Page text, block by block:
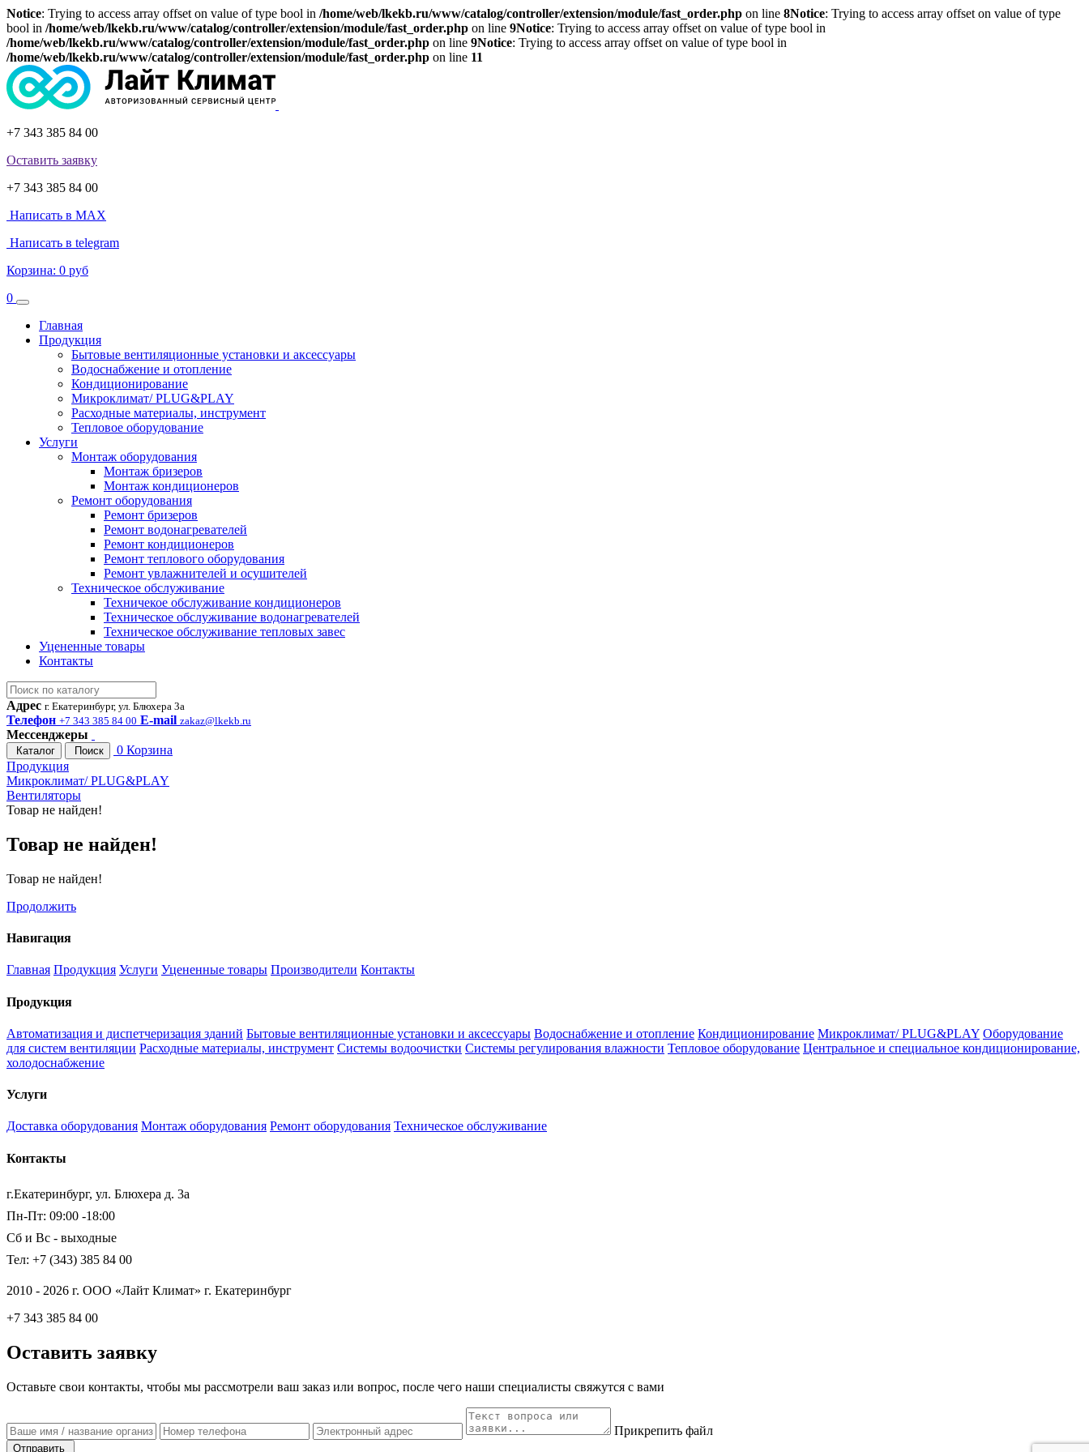
Notice: Trying to access array offset on value of type bool in /home/web/lkekb.ru/www/catalog/controller/extension/module/fast_order.php on line 8Notice: Trying to access array offset on value of type
bool in /home/web/lkekb.ru/www/catalog/controller/extension/module/fast_order.php on line 9Notice: Trying to access array offset on value of type bool in
/home/web/lkekb.ru/www/catalog/controller/extension/module/fast_order.php on line 9Notice: Trying to access array offset on value of type bool in
/home/web/lkekb.ru/www/catalog/controller/extension/module/fast_order.php on line 11
+7 343 385 84 00
Оставить заявку
+7 343 385 84 00
Написать в MAX
Написать в telegram
Корзина: 0 руб
0
Главная
Продукция
Бытовые вентиляционные установки и аксессуары
Водоснабжение и отопление
Кондиционирование
Микроклимат/ PLUG&PLAY
Расходные материалы, инструмент
Тепловое оборудование
Услуги
Монтаж оборудования
Монтаж бризеров
Монтаж кондиционеров
Ремонт оборудования
Ремонт бризеров
Ремонт водонагревателей
Ремонт кондиционеров
Ремонт теплового оборудования
Ремонт увлажнителей и осушителей
Техническое обслуживание
Техничекое обслуживание кондиционеров
Техническое обслуживание водонагревателей
Техническое обслуживание тепловых завес
Уцененные товары
Контакты
Адрес г. Екатеринбург, ул. Блюхера 3а
Телефон +7 343 385 84 00 E-mail zakaz@lkekb.ru
Мессенджеры
Каталог Поиск 0 Корзина
Продукция
Микроклимат/ PLUG&PLAY
Вентиляторы
Товар не найден!
Товар не найден!
Товар не найден!
Продолжить
Навигация
Главная Продукция Услуги Уцененные товары Производители Контакты
Продукция
Автоматизация и диспетчеризация зданий Бытовые вентиляционные установки и аксессуары Водоснабжение и отопление Кондиционирование Микроклимат/ PLUG&PLAY Оборудование
для систем вентиляции Расходные материалы, инструмент Системы водоочистки Системы регулирования влажности Тепловое оборудование Центральное и специальное кондиционирование,
холодоснабжение
Услуги
Доставка оборудования Монтаж оборудования Ремонт оборудования Техническое обслуживание
Контакты
г.Екатеринбург, ул. Блюхера д. 3а
Пн-Пт: 09:00 -18:00
Сб и Вс - выходные
Тел: +7 (343) 385 84 00
2010 - 2026 г. ООО «Лайт Климат» г. Екатеринбург
+7 343 385 84 00
Оставить заявку
Оставьте свои контакты, чтобы мы рассмотрели ваш заказ или вопрос, после чего наши специалисты свяжутся с вами
Прикрепить файл
Отправить